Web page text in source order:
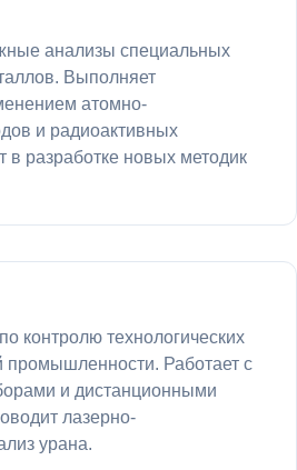
анализы специальных
Выполняет
атомно-
и радиоактивных
в разработке новых методик
контролю технологических
промышленности. Работает с
и дистанционными
лазерно-
урана.